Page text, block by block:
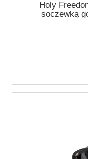
Holy
soczewką